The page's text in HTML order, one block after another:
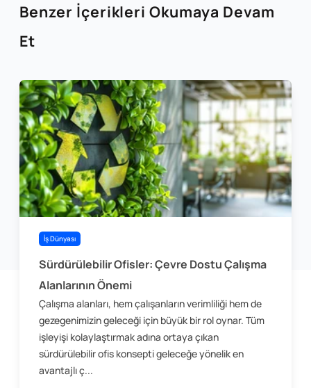
Benzer İçerikleri Okumaya Devam
Et
İş Dünyası
Sürdürülebilir Ofisler: Çevre Dostu Çalışma
Alanlarının Önemi
Çalışma alanları, hem çalışanların verimliliği hem de
gezegenimizin geleceği için büyük bir rol oynar. Tüm
işleyişi kolaylaştırmak adına ortaya çıkan
sürdürülebilir ofis konsepti geleceğe yönelik en
avantajlı ç...